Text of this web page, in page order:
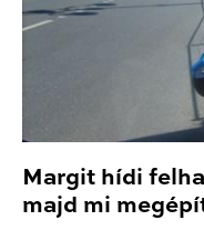
Margit hídi
majd mi